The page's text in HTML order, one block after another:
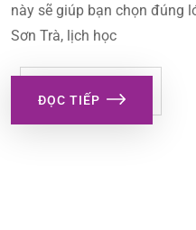
này sẽ giúp bạn chọn đúng
Sơn Trà, lịch học
ĐỌC TIẾP